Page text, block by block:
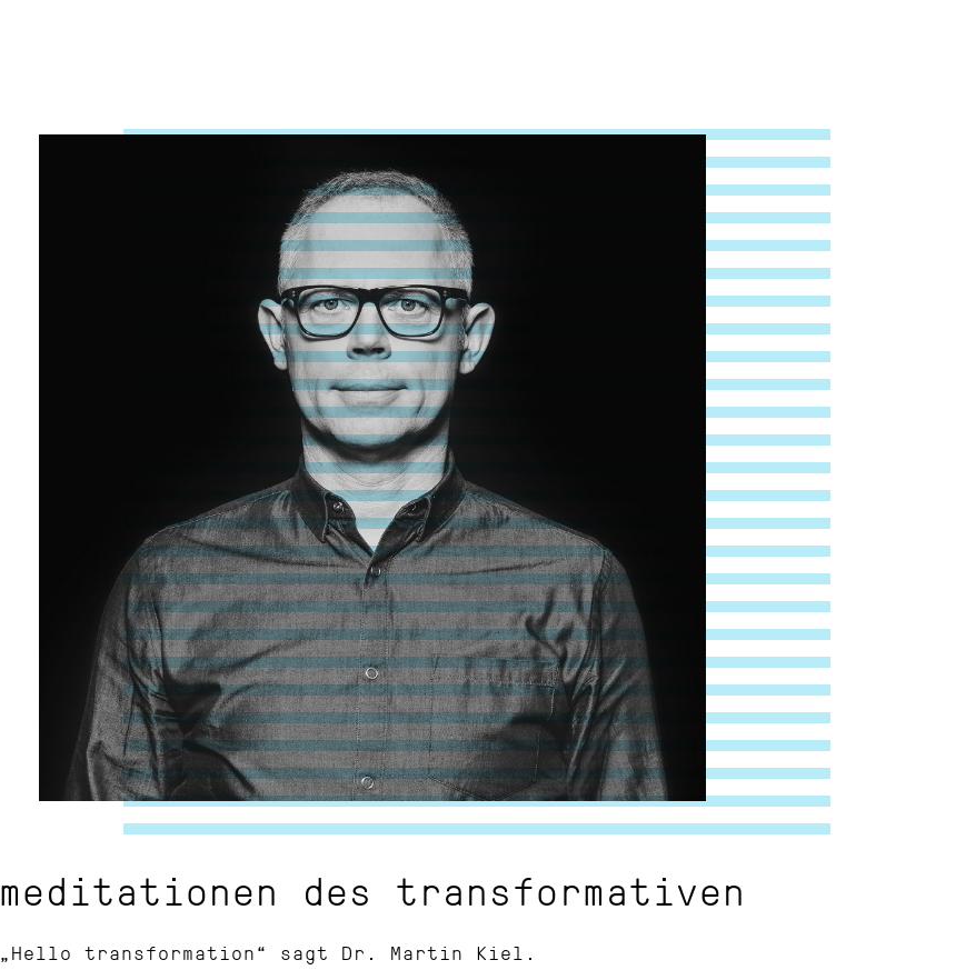
meditationen des transformativen
„Hello transformation“ sagt Dr. Martin Kiel.